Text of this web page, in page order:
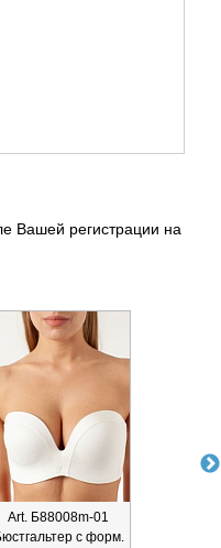
Вашей регистрации на
Art. Б88008m-01
с форм.